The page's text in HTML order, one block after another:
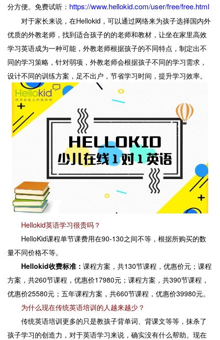
分方便。免费试听： https://www.hellokid.com/user/free/free.html
对于家长来说，在Hellokid，可以通过网络来为孩子选择国内外
优质的外教老师，找到适合孩子的的老师和教材，让坐在家里高效
学习英语成为一种可能，外教老师根据孩子的不同特点，制定出不
同的学习策略，针对弱项，外教老师会根据孩子不同的学习需求，
设计不同的训练方案，足不出户，节省学习时间，提升学习效率。
Hellokid英语学习很贵吗？
HelloKid课程单节课费用在90-130之间不等，根据所购买的数
量不同价格不等。
Hellokid收费标准： 课程方案，共130节课程，优惠价元；课程
方案，共260节课程，优惠价17980元；课程方案，共390节课程，
优惠价25580元；五年课程方案，共660节课程，优惠价39980元。
为什么现在传统英语培训的人越来越少？
传统英语培训更多的只是教孩子背单词、背课文等等，抹杀了
孩子学习的创造力，对于英语学习来说，确实没有什么帮助。现在